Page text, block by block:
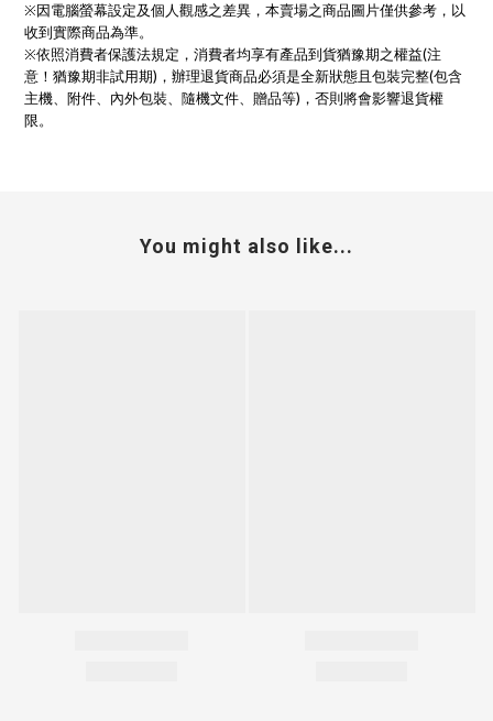
※因電腦螢幕設定及個人觀感之差異，本賣場之商品圖片僅供參考，以
收到實際商品為準。
※依照消費者保護法規定，消費者均享有產品到貨猶豫期之權益(注
意！猶豫期非試用期)，辦理退貨商品必須是全新狀態且包裝完整(包含
主機、附件、內外包裝、隨機文件、贈品等)，否則將會影響退貨權
限。
You might also like...